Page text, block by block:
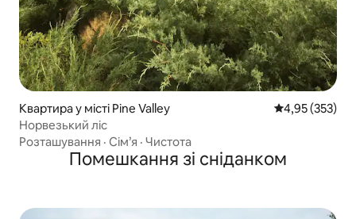
Квартира у місті Pine Valley Середня
4,95 (353)
Норвезький ліс
Розташування · Сім’я · Чистота
Помешкання зі сніданком